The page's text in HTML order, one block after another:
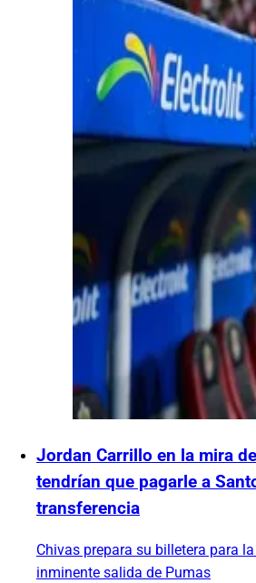
Jordan Carrillo en la mira
tendrían que pagarle a
transferencia
Chivas prepara su billetera para
inminente salida de Pumas